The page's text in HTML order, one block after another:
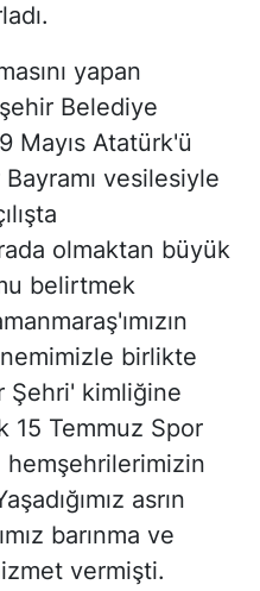
yapan
Belediye
Mayıs Atatürk'ü
vesilesiyle
olmaktan büyük
belirtmek
birlikte
Şehri' kimliğine
15 Temmuz Spor
asrın
barınma ve
vermişti.